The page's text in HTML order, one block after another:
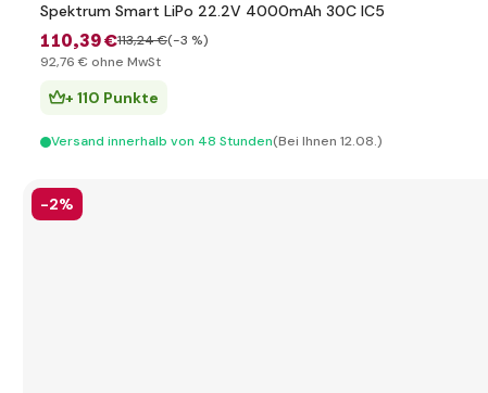
Spektrum Smart LiPo 22.2V 4000mAh 30C IC5
110,39 €113,24 €(-3 %)
92,76 € ohne MwSt
+ 110 Punkte
Versand innerhalb von 48 Stunden(Bei Ihnen 12.08.)
-2%